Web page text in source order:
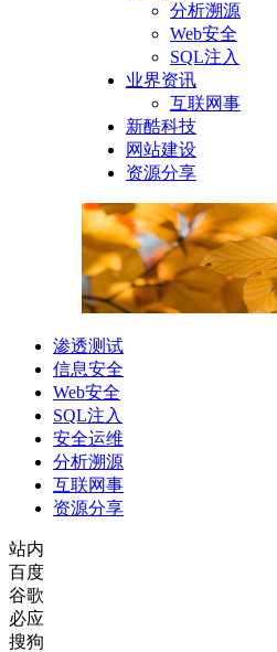
分析溯源
Web安全
SQL注入
业界资讯
互联网事
新酷科技
网站建设
资源分享
渗透测试
信息安全
Web安全
SQL注入
安全运维
分析溯源
互联网事
资源分享
站内
百度
谷歌
必应
搜狗